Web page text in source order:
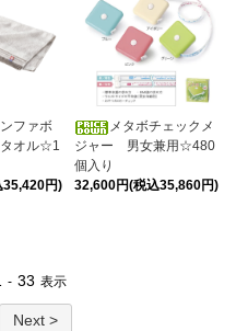
ファボ
タオル☆1
35,420円)
メタボチェックメ
ジャー 男女兼用☆480
個入り
32,600円(税込35,860円)
- 33 表示
Next >